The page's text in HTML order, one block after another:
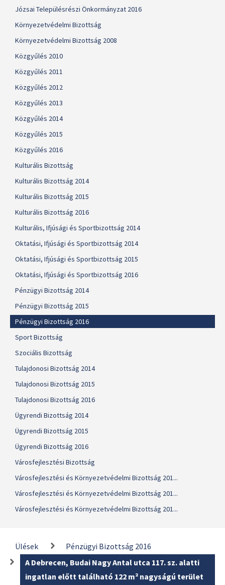
Józsai Településrészi Önkormányzat 2016
Környezetvédelmi Bizottság
Környezetvédelmi Bizottság 2008
Közgyűlés 2010
Közgyűlés 2011
Közgyűlés 2012
Közgyűlés 2013
Közgyűlés 2014
Közgyűlés 2015
Közgyűlés 2016
Kulturális Bizottság
Kulturális Bizottság 2014
Kulturális Bizottság 2015
Kulturális Bizottság 2016
Kulturális, Ifjúsági és Sportbizottság 2014
Oktatási, Ifjúsági és Sportbizottság 2014
Oktatási, Ifjúsági és Sportbizottság 2015
Oktatási, Ifjúsági és Sportbizottság 2016
Pénzügyi Bizottság 2014
Pénzügyi Bizottság 2015
Pénzügyi Bizottság 2016
Sport Bizottság
Szociális Bizottság
Tulajdonosi Bizottság 2014
Tulajdonosi Bizottság 2015
Tulajdonosi Bizottság 2016
Ügyrendi Bizottság 2014
Ügyrendi Bizottság 2015
Ügyrendi Bizottság 2016
Városfejlesztési Bizottság
Városfejlesztési és Környezetvédelmi Bizottság 201...
Városfejlesztési és Környezetvédelmi Bizottság 201...
Városfejlesztési és Környezetvédelmi Bizottság 201...
Ülések
Pénzügyi Bizottság 2016
A Debrecen, Budai Nagy Antal utca 117. sz. alatti
ingatlan előtt található 122 m² nagyságú terület